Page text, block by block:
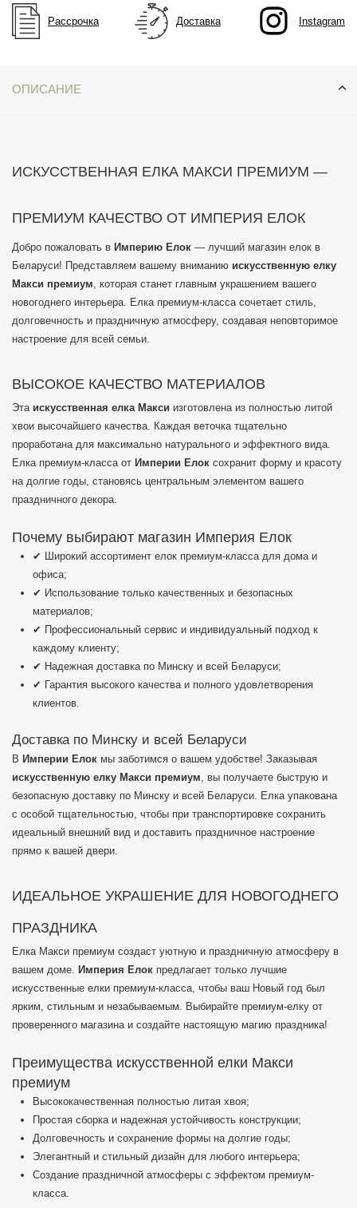
Рассрочка Доставка Instagram
ОПИСАНИЕ
ИСКУССТВЕННАЯ ЕЛКА МАКСИ ПРЕМИУМ —
ПРЕМИУМ КАЧЕСТВО ОТ ИМПЕРИЯ ЕЛОК
Добро пожаловать в Империю Елок — лучший магазин елок в
Беларуси! Представляем вашему вниманию искусственную елку
Макси премиум, которая станет главным украшением вашего
новогоднего интерьера. Елка премиум-класса сочетает стиль,
долговечность и праздничную атмосферу, создавая неповторимое
настроение для всей семьи.
ВЫСОКОЕ КАЧЕСТВО МАТЕРИАЛОВ
Эта искусственная елка Макси изготовлена из полностью литой
хвои высочайшего качества. Каждая веточка тщательно
проработана для максимально натурального и эффектного вида.
Елка премиум-класса от Империи Елок сохранит форму и красоту
на долгие годы, становясь центральным элементом вашего
праздничного декора.
Почему выбирают магазин Империя Елок
✔ Широкий ассортимент елок премиум-класса для дома и
офиса;
✔ Использование только качественных и безопасных
материалов;
✔ Профессиональный сервис и индивидуальный подход к
каждому клиенту;
✔ Надежная доставка по Минску и всей Беларуси;
✔ Гарантия высокого качества и полного удовлетворения
клиентов.
Доставка по Минску и всей Беларуси
В Империи Елок мы заботимся о вашем удобстве! Заказывая
искусственную елку Макси премиум, вы получаете быструю и
безопасную доставку по Минску и всей Беларуси. Елка упакована
с особой тщательностью, чтобы при транспортировке сохранить
идеальный внешний вид и доставить праздничное настроение
прямо к вашей двери.
ИДЕАЛЬНОЕ УКРАШЕНИЕ ДЛЯ НОВОГОДНЕГО
ПРАЗДНИКА
Елка Макси премиум создаст уютную и праздничную атмосферу в
вашем доме. Империя Елок предлагает только лучшие
искусственные елки премиум-класса, чтобы ваш Новый год был
ярким, стильным и незабываемым. Выбирайте премиум-елку от
проверенного магазина и создайте настоящую магию праздника!
Преимущества искусственной елки Макси
премиум
Высококачественная полностью литая хвоя;
Простая сборка и надежная устойчивость конструкции;
Долговечность и сохранение формы на долгие годы;
Элегантный и стильный дизайн для любого интерьера;
Создание праздничной атмосферы с эффектом премиум-
класса.